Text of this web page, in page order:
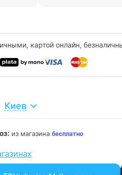
картой онлайн,
Киев
из магазина бесплатно